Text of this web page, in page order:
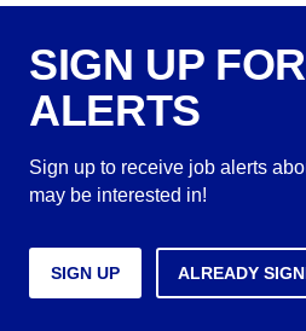
SIGN UP
ALERTS
Sign up to receive job alerts
may be interested in!
SIGN UP ALREADY